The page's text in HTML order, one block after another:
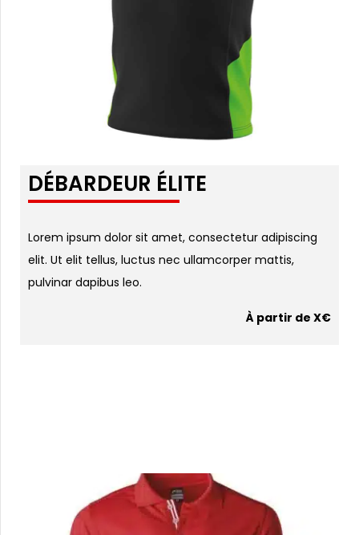
DÉBARDEUR ÉLITE
Lorem ipsum dolor sit amet, consectetur adipiscing
elit. Ut elit tellus, luctus nec ullamcorper mattis,
pulvinar dapibus leo.
À partir de X€